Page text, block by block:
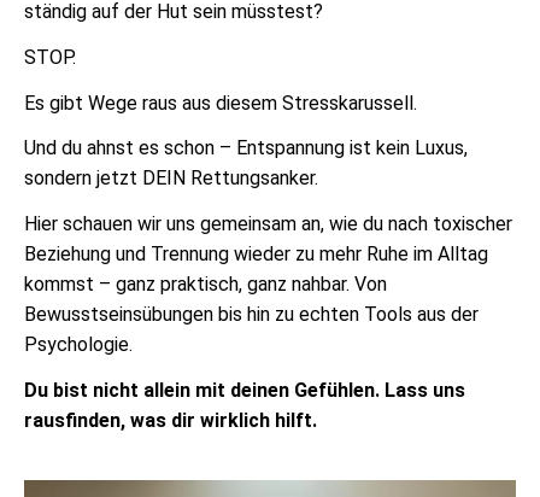
ständig auf der Hut sein müsstest?
STOP.
Es gibt Wege raus aus diesem Stresskarussell.
Und du ahnst es schon – Entspannung ist kein Luxus,
sondern jetzt DEIN Rettungsanker.
Hier schauen wir uns gemeinsam an, wie du nach toxischer
Beziehung und Trennung wieder zu mehr Ruhe im Alltag
kommst – ganz praktisch, ganz nahbar. Von
Bewusstseinsübungen bis hin zu echten Tools aus der
Psychologie.
Du bist nicht allein mit deinen Gefühlen. Lass uns
rausfinden, was dir wirklich hilft.